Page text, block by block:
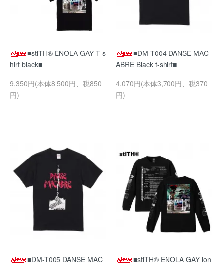
■stlTH® ENOLA GAY T s
hirt black■
9,350円(本体8,500円、税850
円)
■DM-T004 DANSE MAC
ABRE Black t-shirt■
4,070円(本体3,700円、税370
円)
■DM-T005 DANSE MAC
■stlTH® ENOLA GAY lon